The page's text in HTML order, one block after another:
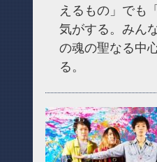
えるもの」でも
気がする。みん
の魂の聖なる中
る。